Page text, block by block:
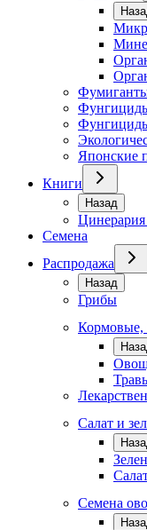
Японские
Книги
Назад
Семена
Распродажа
Назад
Грибы
Кормовые,
Салат и
Семена